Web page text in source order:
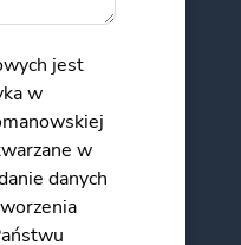
jest
w
w
danych